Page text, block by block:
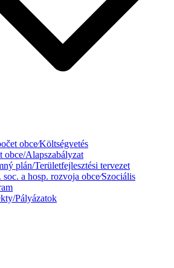
obce⁄Költségvetés
obce/Alapszabályzat
plán/Területfejlesztési tervezet
soc. a hosp. rozvoja obce⁄Szociális
Pályázatok